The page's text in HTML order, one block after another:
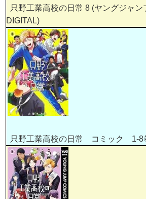
只野工業高校の日常 8 (ヤングジャン
DIGITAL)
只野工業高校の日常 コミック 1-8